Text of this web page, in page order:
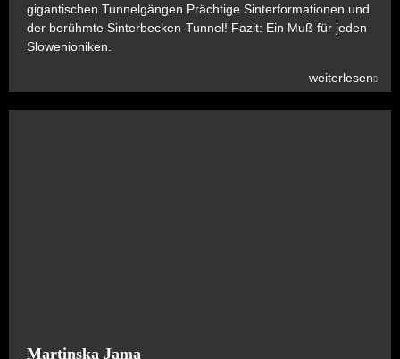
gigantischen Tunnelgängen.Prächtige Sinterformationen und
der berühmte Sinterbecken-Tunnel! Fazit: Ein Muß für jeden
Slowenioniken.
weiterlesen
Martinska Jama